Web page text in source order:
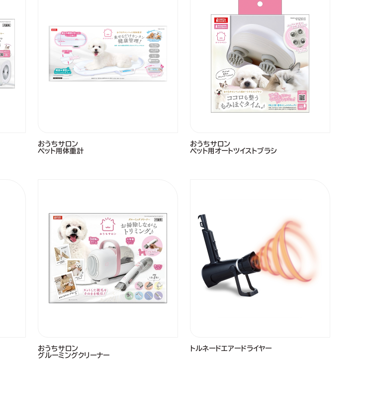
おうちサロン
ペット用体重計
おうちサロン
ペット用オートツイストブラシ
おうちサロン
グルーミングクリーナー
トルネードエアードライヤー